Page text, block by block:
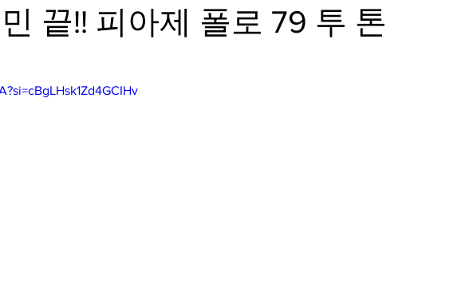
끝!! 피아제 폴로 79 투 톤